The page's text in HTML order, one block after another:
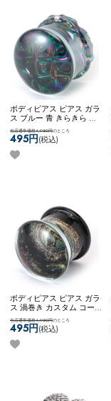
ボディピアス ピアス ガラ
ス ブルー 青 きらきら 鮮
やか カスタム コーディネ
ート ステンレス ネコポス
OK [ 14mm ] デザインガラ
スプラグ （ブルー）
当店通常価格4,950円のところ
495円(税込)
ボディピアス ピアス ガラ
ス 渦巻き カスタム コー
ディネート ステンレス き
れい 鮮やか ネコポス不可
[ 12mm ] ガラスプラグ
（グリーン）
当店通常価格4,950円のところ
495円(税込)